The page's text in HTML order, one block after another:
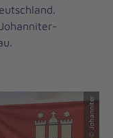
© Johanniter